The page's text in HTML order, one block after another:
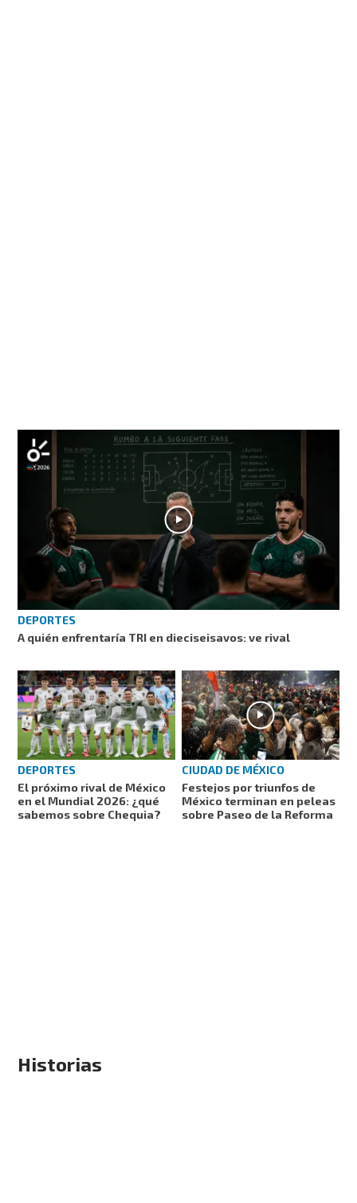
DEPORTES
A quién enfrentaría TRI en dieciseisavos: ve rival
DEPORTES
El próximo rival de México
en el Mundial 2026: ¿qué
sabemos sobre Chequia?
CIUDAD DE MÉXICO
Festejos por triunfos de
México terminan en peleas
sobre Paseo de la Reforma
Historias